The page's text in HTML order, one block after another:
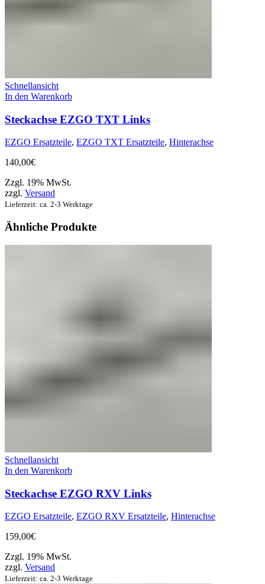
Schnellansicht
In den Warenkorb
Steckachse EZGO TXT Links
EZGO Ersatzteile, EZGO TXT Ersatzteile, Hinterachse
140,00€
Zzgl. 19% MwSt.
zzgl. Versand
Lieferzeit: ca. 2-3 Werktage
Ähnliche Produkte
Schnellansicht
In den Warenkorb
Steckachse EZGO RXV Links
EZGO Ersatzteile, EZGO RXV Ersatzteile, Hinterachse
159,00€
Zzgl. 19% MwSt.
zzgl. Versand
Lieferzeit: ca. 2-3 Werktage